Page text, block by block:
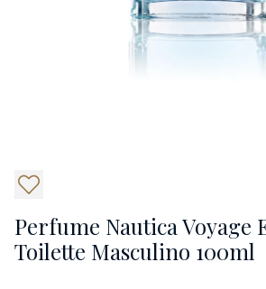
Perfume Nautica Voyage
Toilette Masculino 100ml